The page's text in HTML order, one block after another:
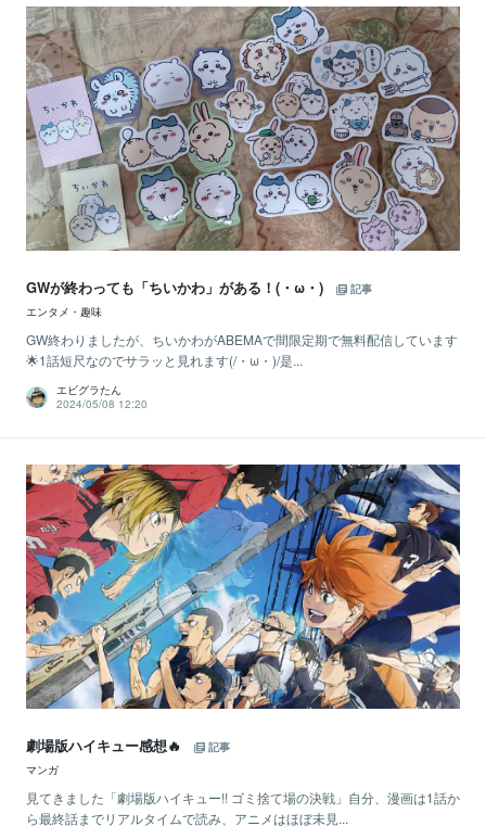
GWが終わっても「ちいかわ」がある！(・ω・)
記事
エンタメ・趣味
GW終わりましたが、ちいかわがABEMAで間限定期で無料配信しています
🌟1話短尺なのでサラッと見れます(/・ω・)/是...
エビグラたん
2024/05/08 12:20
劇場版ハイキュー感想🔥
記事
マンガ
見てきました「劇場版ハイキュー!! ゴミ捨て場の決戦」自分、漫画は1話か
ら最終話までリアルタイムで読み、アニメはほぼ未見...